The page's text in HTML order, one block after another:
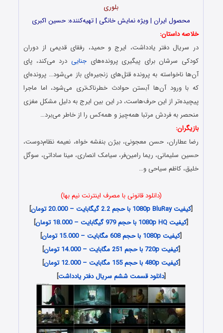
بلوری
محصول ایران | ویژه نمایش خانگی | تهیه‌کننده: حسین اکبری
خلاصه داستان:
در سریال دفتر یادداشت، ایرج و حمید، رفقای قدیمی از دوران
کودکی سرشان برای پیگیری پرونده‌هایجنایی درد می‌کند، پای
آن‌ها ناخواسته به پرونده قتل‌‍‌های زنجیره‌ای باز می‌شود… پرونده‌ای
که با ورود آن‌ها آبستن حوادث خطرناک‌تری می‌شود، اما ماجرا
پیچیده‌تر از این حرف‌هاست، در این بین ایرج به دلیل مشکل مغزی
منحصر به فردش مرتبا همه‌چیز و همه‌کس را از خاطر می‌برد…
بازیگران:
رضا عطاران، حسن معجونی، بیژن بنفشه‌ خواه، نعیمه نظام‌دوست،
حسین سلیمانی، ریما رامین‌فر، سیامک انصاری، مینا ساداتی، سوگل
خلیق، کاظم سیاحی و…
(دانلود قانونی با مصرف اینترنت نیم بها)
[کیفیت 1080p BluRay با حجم 2.2 گیگابایت – 20.000 تومان
]
[کیفیت 1080p HQ با حجم 979 گیگابایت – 18.000 تومان
]
[کیفیت 1080p با حجم 608 مگابایت – 15.000 تومان
]
[کیفیت 720p با حجم 251 مگابایت – 14.000 تومان
]
[کیفیت 480p با حجم 155 مگابایت – 12.000 تومان
]
[دانلود قسمت ششم سریال دفتر یادداشت]